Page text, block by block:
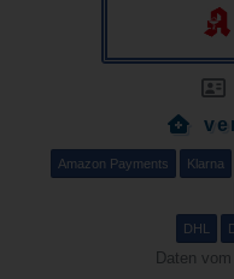
Amazon Payments Klarna
DHL
Daten